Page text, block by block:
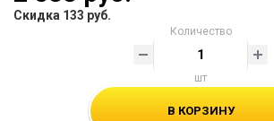
Скидка 133 руб.
Количество
шт
В КОРЗИНУ